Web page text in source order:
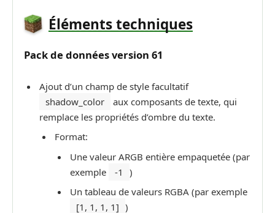
Éléments techniques
Pack de donnéesversion 61
Ajout d’un champ de style facultatif
shadow_color
aux composants de texte, qui
remplace les propriétés d’ombre du texte.
Format:
Une valeur ARGB entière empaquetée (par
exemple
-1
)
Un tableau de valeurs RGBA (par exemple
[1, 1, 1, 1] )